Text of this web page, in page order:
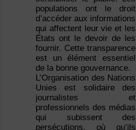
populations ont le droit
d’accéder aux informations
qui affectent leur vie et les
États ont le devoir de les
fournir. Cette transparence
est un élément essentiel
de la bonne gouvernance.
L’Organisation des Nations
Unies est solidaire des
journalistes et
professionnels des médias
qui subissent des
persécutions, où qu’ils